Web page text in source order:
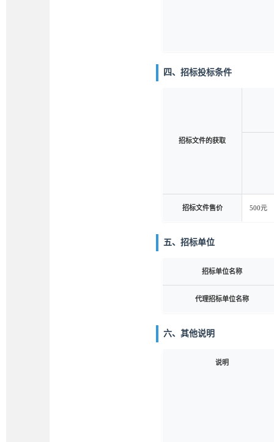
四、招标投标条件
招标文件的获取
招标文件售价 500元
五、招标单位
招标单位名称
代理招标单位名称
六、其他说明
说明